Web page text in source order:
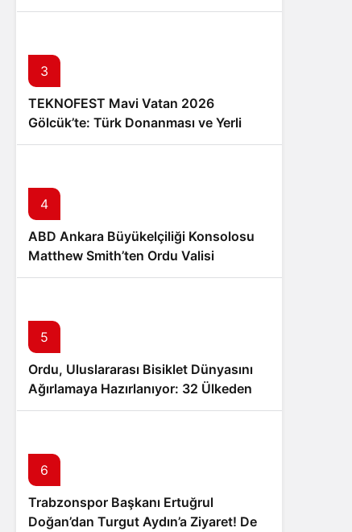
Güvenliği İçin Görev Başında
3
TEKNOFEST Mavi Vatan 2026
Gölcük’te: Türk Donanması ve Yerli
Teknoloji 20-23 Ağustos’ta Buluşuyor
4
ABD Ankara Büyükelçiliği Konsolosu
Matthew Smith’ten Ordu Valisi
Muammer Erol’a Ziyaret
5
Ordu, Uluslararası Bisiklet Dünyasını
Ağırlamaya Hazırlanıyor: 32 Ülkeden
24 Profesyonel Takım Karadeniz’de
6
Trabzonspor Başkanı Ertuğrul
Doğan’dan Turgut Aydın’a Ziyaret! Dev